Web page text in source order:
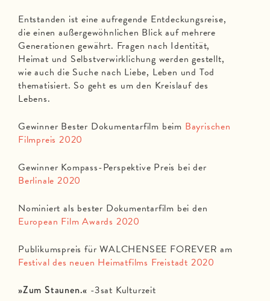
Entstanden ist eine aufregende Entdeckungsreise,
die einen außergewöhnlichen Blick auf mehrere
Generationen gewährt. Fragen nach Identität,
Heimat und Selbstverwirklichung werden gestellt,
wie auch die Suche nach Liebe, Leben und Tod
thematisiert. So geht es um den Kreislauf des
Lebens.
Gewinner Bester Dokumentarfilm beim Bayrischen
Filmpreis 2020
Gewinner Kompass-Perspektive Preis bei der
Berlinale 2020
Nominiert als bester Dokumentarfilm bei den
European Film Awards 2020
Publikumspreis für WALCHENSEE FOREVER am
Festival des neuen Heimatfilms Freistadt 2020
»Zum Staunen.« -3sat Kulturzeit